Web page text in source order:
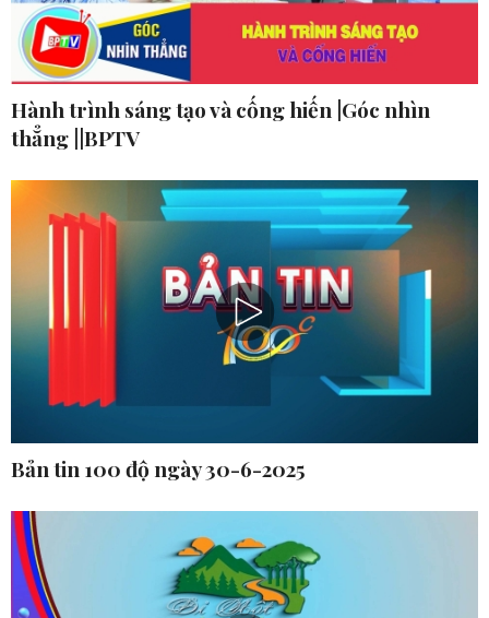
Hành trình sáng tạo và cống hiến |Góc nhìn
thẳng ||BPTV
Bản tin 100 độ ngày 30-6-2025